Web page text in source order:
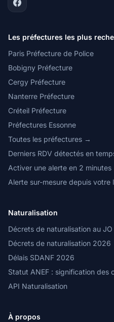
Les préfectures les plus
Paris Préfecture de Police
Bobigny Préfecture
Cergy Préfecture
Nanterre Préfecture
Créteil Préfecture
Préfectures Essonne
Toutes les préfectures →
Derniers RDV détectés en
Activer une alerte en 2 minutes
Alerte sur-mesure depuis votre
Naturalisation
Décrets de naturalisation au JO
Décrets de naturalisation 2026
Délais SDANF 2026
Statut ANEF : signification des
API Naturalisation
À propos